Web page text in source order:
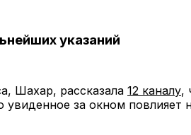
указаний
Шахар, рассказала 12 каналу,
увиденное за окном повлияет